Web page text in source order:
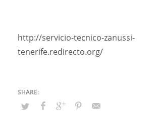
http://servicio-tecnico-zanussi-
tenerife.redirecto.org/